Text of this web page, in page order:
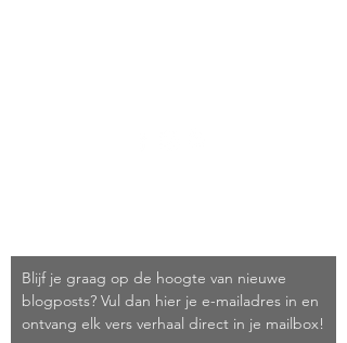
Blijf je graag op de hoogte van nieuwe
blogposts? Vul dan hier je e-mailadres in en
ontvang elk vers verhaal direct in je mailbox!